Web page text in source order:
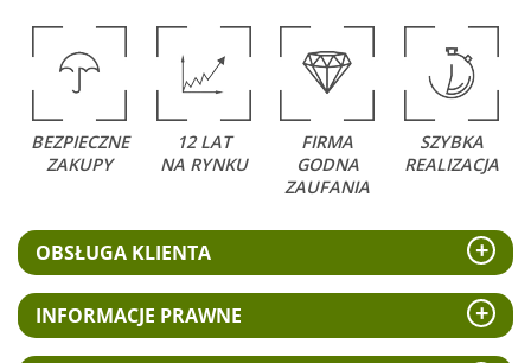
BEZPIECZNE
ZAKUPY
12 LAT
NA RYNKU
FIRMA
GODNA
ZAUFANIA
SZYBKA
REALIZACJA
OBSŁUGA KLIENTA
INFORMACJE PRAWNE